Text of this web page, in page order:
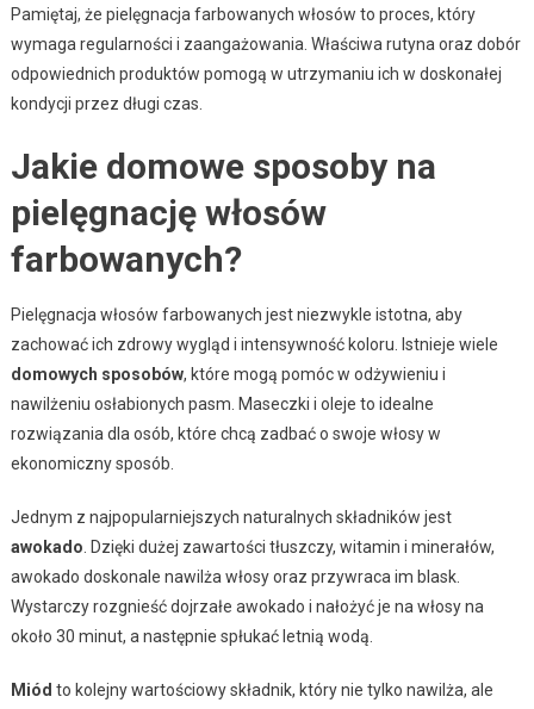
Pamiętaj, że pielęgnacja farbowanych włosów to proces, który
wymaga regularności i zaangażowania. Właściwa rutyna oraz dobór
odpowiednich produktów pomogą w utrzymaniu ich w doskonałej
kondycji przez długi czas.
Jakie domowe sposoby na
pielęgnację włosów
farbowanych?
Pielęgnacja włosów farbowanych jest niezwykle istotna, aby
zachować ich zdrowy wygląd i intensywność koloru. Istnieje wiele
domowych sposobów, które mogą pomóc w odżywieniu i
nawilżeniu osłabionych pasm. Maseczki i oleje to idealne
rozwiązania dla osób, które chcą zadbać o swoje włosy w
ekonomiczny sposób.
Jednym z najpopularniejszych naturalnych składników jest
awokado. Dzięki dużej zawartości tłuszczy, witamin i minerałów,
awokado doskonale nawilża włosy oraz przywraca im blask.
Wystarczy rozgnieść dojrzałe awokado i nałożyć je na włosy na
około 30 minut, a następnie spłukać letnią wodą.
Miód to kolejny wartościowy składnik, który nie tylko nawilża, ale